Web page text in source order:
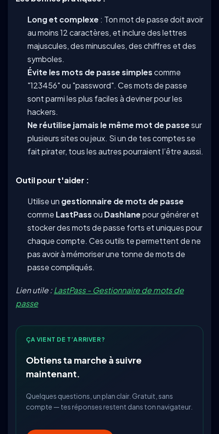
Long et complexe : Ton mot de passe doit avoir
au moins 12 caractères, et inclure des lettres
majuscules, des minuscules, des chiffres et des
symboles.
Évite les mots de passe simplescomme
"123456" ou "password". Ces mots de passe
sont parmi les plus faciles à deviner pour les
hackers.
Ne réutilise jamais le même mot de passesur
plusieurs sites ou jeux. Si un de tes comptes se
fait pirater, tous les autres pourraient l’être aussi.
Outil pour t'aider :
Utilise un gestionnaire de mots de passe
comme LastPassou Dashlanepour générer et
stocker des mots de passe forts et uniques pour
chaque compte. Ces outils te permettent de ne
pas avoir à mémoriser une tonne de mots de
passe compliqués.
Lien utile :LastPass - Gestionnaire de mots de
passe
ÇA VIENT DE T’ARRIVER?
Obtiens ta marche à suivre
maintenant.
Quelques questions, un plan clair. Gratuit, sans
compte — tes réponses restent dans ton navigateur.